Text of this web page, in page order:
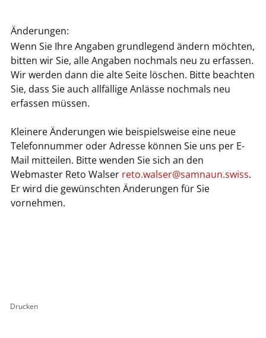
Änderungen:
Wenn Sie Ihre Angaben grundlegend ändern möchten,
bitten wir Sie, alle Angaben nochmals neu zu erfassen.
Wir werden dann die alte Seite löschen. Bitte beachten
Sie, dass Sie auch allfällige Anlässe nochmals neu
erfassen müssen.
Kleinere Änderungen wie beispielsweise eine neue
Telefonnummer oder Adresse können Sie uns per E-
Mail mitteilen. Bitte wenden Sie sich an den
Webmaster Reto Walser reto.walser@samnaun.swiss.
Er wird die gewünschten Änderungen für Sie
vornehmen.
Drucken